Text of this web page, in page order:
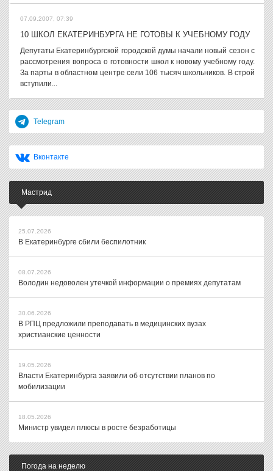
07.09.2007, 07:39
10 ШКОЛ ЕКАТЕРИНБУРГА НЕ ГОТОВЫ К УЧЕБНОМУ ГОДУ
Депутаты Екатеринбургской городской думы начали новый сезон с
рассмотрения вопроса о готовности школ к новому учебному году.
За парты в областном центре сели 106 тысяч школьников. В строй
вступили...
Telegram
Вконтакте
Мастрид
25.07.2026
В Екатеринбурге сбили беспилотник
08.07.2026
Володин недоволен утечкой информации о премиях депутатам
30.06.2026
В РПЦ предложили преподавать в медицинских вузах
христианские ценности
19.05.2026
Власти Екатеринбурга заявили об отсутствии планов по
мобилизации
18.05.2026
Министр увидел плюсы в росте безработицы
Погода на неделю